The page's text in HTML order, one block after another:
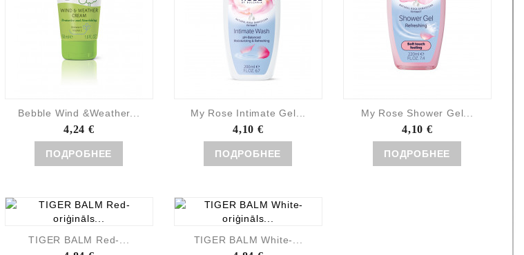
Bebble Wind &Weather...
4,24 €
ПОДРОБНЕЕ
My Rose Intimate Gel...
4,10 €
ПОДРОБНЕЕ
My Rose Shower Gel...
4,10 €
ПОДРОБНЕЕ
TIGER BALM Red-... TIGER BALM White-...